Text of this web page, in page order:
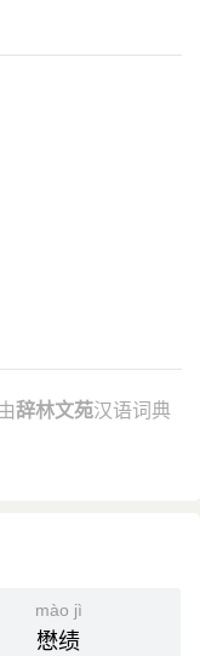
媢嫉，以不利於厥
甚少，自御史里行
之求进者怪怒媢
：“﹝ 胡寅 ﹞睹
外。”
辞林文苑汉语词典
mào jì
懋绩